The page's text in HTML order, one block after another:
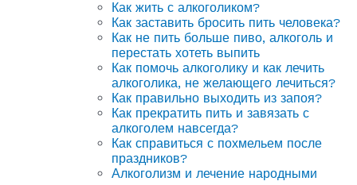
Как жить с алкоголиком?
Как заставить бросить пить человека?
Как не пить больше пиво, алкоголь и
перестать хотеть выпить
Как помочь алкоголику и как лечить
алкоголика, не желающего лечиться?
Как правильно выходить из запоя?
Как прекратить пить и завязать с
алкоголем навсегда?
Как справиться с похмельем после
праздников?
Алкоголизм и лечение народными